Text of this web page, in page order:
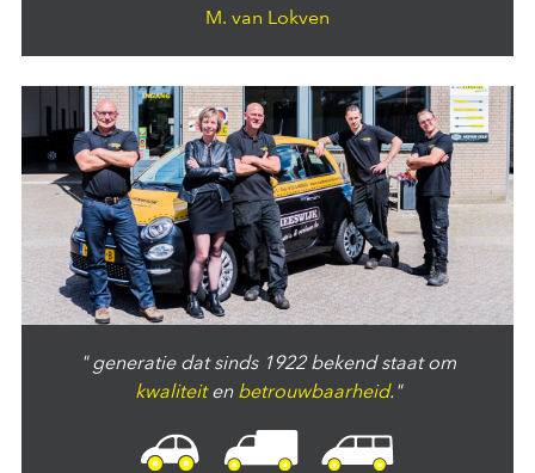
M. van Lokven
" generatie dat sinds 1922 bekend staat om
kwaliteiten betrouwbaarheid."